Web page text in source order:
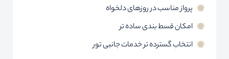
پرواز مناسب در روزهای دلخواه
امکان قسط بندی ساده تر
انتخاب گسترده تر خدمات جانبی تور